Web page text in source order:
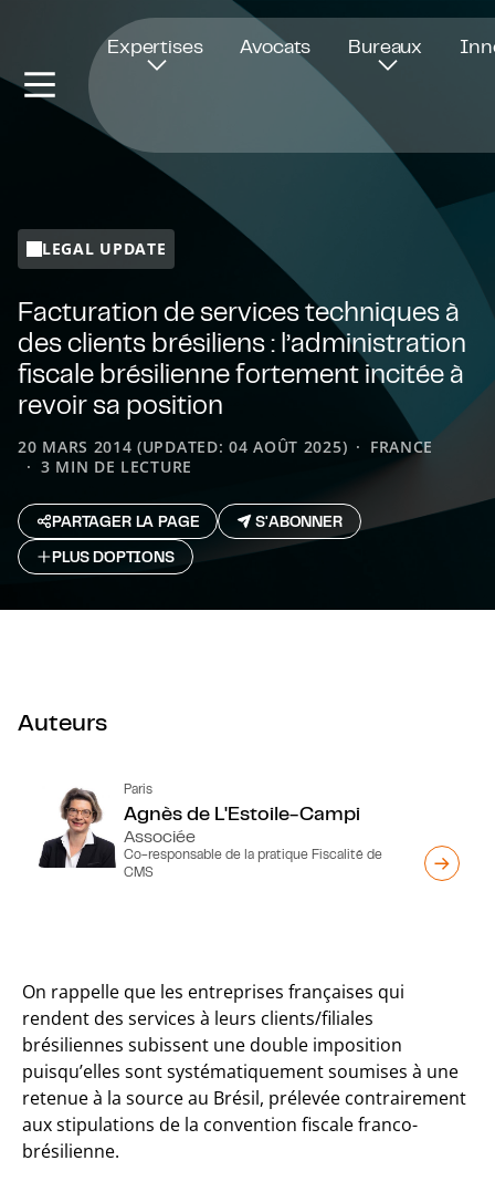
Expertises Avocats Bureaux
LEGAL UPDATE
Facturation de services techniques à
des clients brésiliens : l’administration
fiscale brésilienne fortement incitée à
revoir sa position
20 MARS 2014 (UPDATED: 04 AOÛT 2025)
FRANCE
3 MIN DE LECTURE
PARTAGER LA PAGE
S'ABONNER
PLUS D`OPTIONS
Auteurs
Paris
Agnès de L'Estoile-Campi
Associée
Co-responsable de la pratique Fiscalité de
CMS
On rappelle que les entreprises françaises qui
rendent des services à leurs clients/filiales
brésiliennes subissent une double imposition
puisqu’elles sont systématiquement soumises à une
retenue à la source au Brésil, prélevée contrairement
aux stipulations de la convention fiscale franco-
brésilienne.
Ouvre dans une nouvelle fenêtre